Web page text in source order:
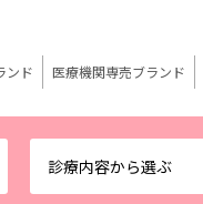
診療内容から選ぶ
ンド 医療機関専売ブランド